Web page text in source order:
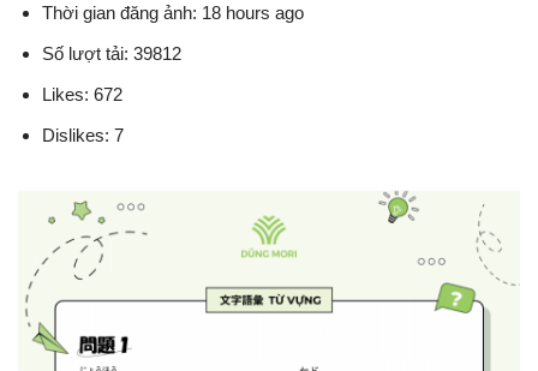
Thời gian đăng ảnh: 18 hours ago
Số lượt tải: 39812
Likes: 672
Dislikes: 7